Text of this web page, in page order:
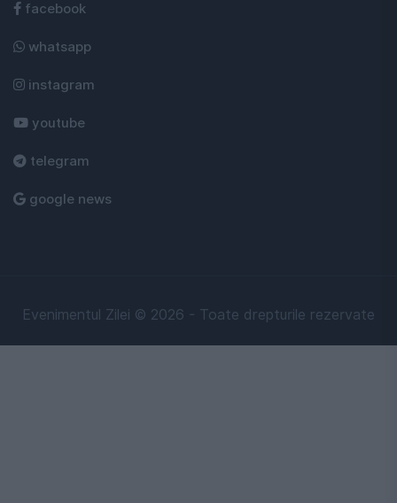
facebook
whatsapp
instagram
youtube
telegram
google news
Evenimentul Zilei © 2026 - Toate drepturile rezervate